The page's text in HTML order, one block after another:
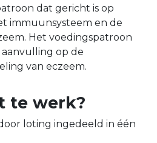
dat gericht is op
immuunsysteem en de
Het voedingspatroon
op de
van eczeem.
te werk?
loting ingedeeld in één